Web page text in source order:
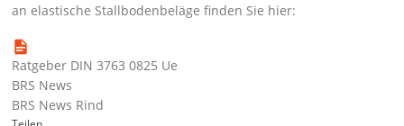
an elastische Stallbodenbeläge finden Sie hier:
Ratgeber DIN 3763 0825 Ue
BRS News
BRS News Rind